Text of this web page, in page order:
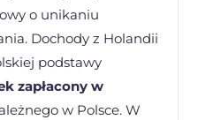
o unikaniu
Dochody z Holandii
podstawy
zapłacony w
w Polsce. W